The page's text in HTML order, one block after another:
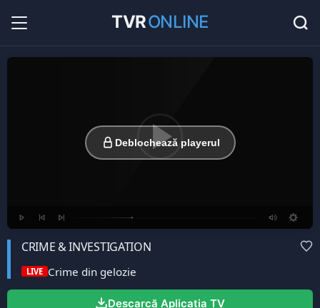
TVRONLINE 36
Deblochează playerul
CRIME & INVESTIGATION
LIVE Crime din gelozie
Descarcă Aplicația TV